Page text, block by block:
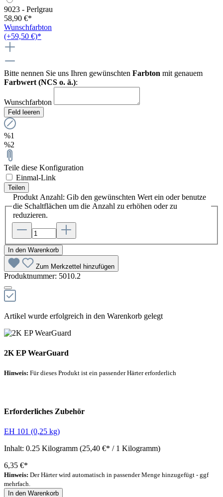
9023 - Perlgrau
58,90 €*
Wunschfarbton
(+59,50 €)*
Bitte nennen Sie uns Ihren gewünschten Farbton mit genauem
Farbwert (NCS o. ä.):
Wunschfarbton
Feld leeren
%1
%2
Teile diese Konfiguration
Einmal-Link
Teilen
Produkt Anzahl: Gib den gewünschten Wert ein oder benutze
die Schaltflächen um die Anzahl zu erhöhen oder zu
reduzieren.
In den Warenkorb
Zum Merkzettel hinzufügen
Produktnummer: 5010.2
Artikel wurde erfolgreich in den Warenkorb gelegt
2K EP WearGuard
Hinweis: Für dieses Produkt ist ein passender Härter erforderlich
Erforderliches Zubehör
EH 101 (0,25 kg)
Inhalt: 0.25 Kilogramm (25,40 €* / 1 Kilogramm)
6,35 €*
Hinweis: Der Härter wird automatisch in passender Menge hinzugefügt - ggf
mehrfach.
In den Warenkorb